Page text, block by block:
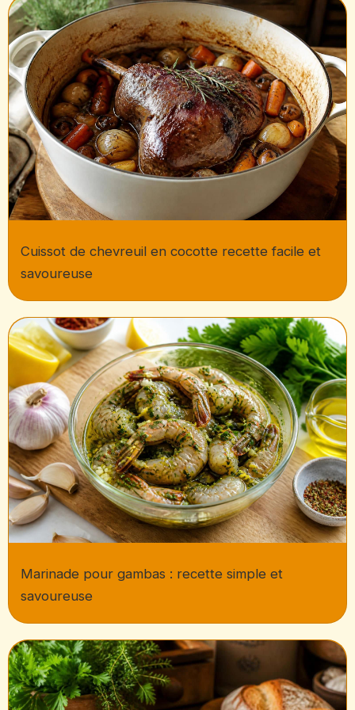
Cuissot de chevreuil en cocotte recette facile et
savoureuse
Marinade pour gambas : recette simple et
savoureuse